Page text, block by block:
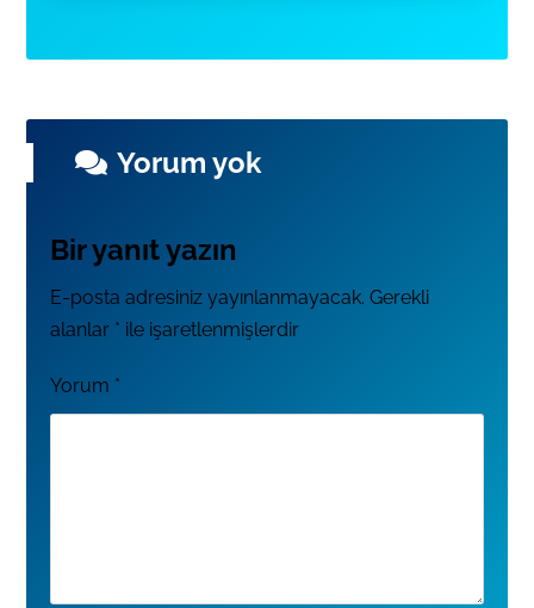
Yorum yok
Bir yanıt yazın
E-posta adresiniz yayınlanmayacak. Gerekli
alanlar * ile işaretlenmişlerdir
Yorum *